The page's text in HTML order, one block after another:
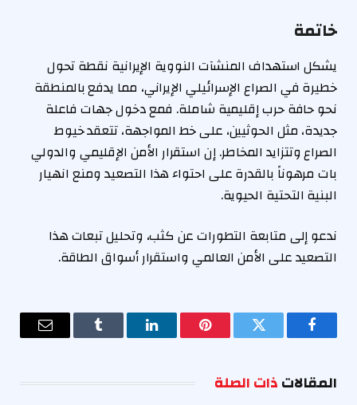
خاتمة
يشكل استهداف المنشآت النووية الإيرانية نقطة تحول
خطيرة في الصراع الإسرائيلي الإيراني، مما يدفع بالمنطقة
نحو حافة حرب إقليمية شاملة. فمع دخول جهات فاعلة
جديدة، مثل الحوثيين، على خط المواجهة، تتعقد خيوط
الصراع وتتزايد المخاطر. إن استقرار الأمن الإقليمي والدولي
بات مرهوناً بالقدرة على احتواء هذا التصعيد ومنع انهيار
البنية التحتية الحيوية.
ندعو إلى متابعة التطورات عن كثب، وتحليل تبعات هذا
التصعيد على الأمن العالمي واستقرار أسواق الطاقة.
فيسبوك تويتر بينتيريستلينكدإن Tumblr
البريد
المقالاتذات الصلة